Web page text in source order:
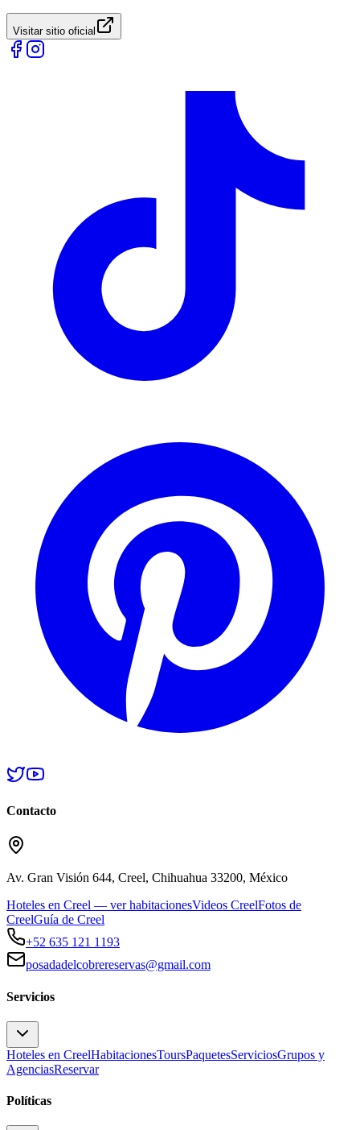
Visitar sitio oficial
Contacto
Av. Gran Visión 644, Creel, Chihuahua 33200, México
Hoteles en Creel — ver habitacionesVideos CreelFotos de
CreelGuía de Creel
+52 635 121 1193
posadadelcobrereservas@gmail.com
Servicios
Hoteles en CreelHabitacionesToursPaquetesServiciosGrupos y
AgenciasReservar
Políticas